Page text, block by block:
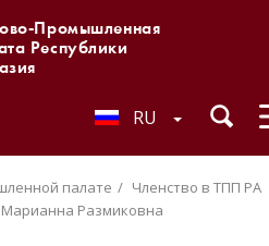
Промышленная
Республики
RU
палате
Членство в ТПП РА
Размиковна